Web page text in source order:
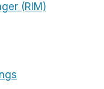
(RIM)